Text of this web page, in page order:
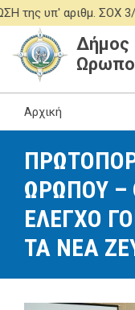
αριθμ. ΣΟΧ 3/2026
Δήμος
Αρχική
ΩΡΩΠΟΥ –
ΕΛΕΓΧΟ
ΤΑ ΝΕΑ